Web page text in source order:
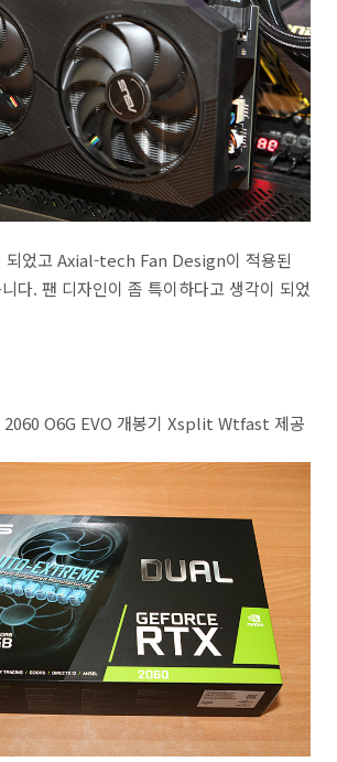
되었고 Axial-tech Fan Design이 적용된
다. 팬 디자인이 좀 특이하다고 생각이 되었
O6G EVO 개봉기 Xsplit Wtfast 제공